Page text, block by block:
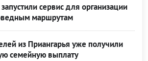
запустили сервис для организации
маршрутам
из Приангарья уже получили
семейную выплату